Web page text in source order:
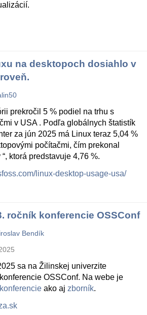
na desktopoch dosiahlo v
prekročil 5 % podiel na trhu s
v USA . Podľa globálnych štatistík
za jún 2025 má Linux teraz 5,04 %
počítačmi, čím prekonal
ktorá predstavuje 4,76 %.
linux-desktop-usage-usa/
ročník konferencie OSSConf
Bendík
sa na Žilinskej univerzite
OSSConf. Na webe je
ako aj zborník.